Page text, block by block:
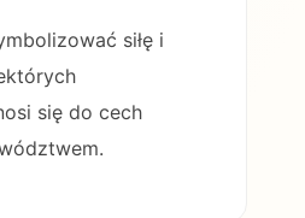
siłę i
się do cech